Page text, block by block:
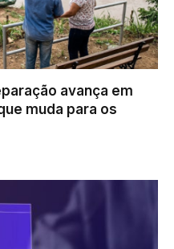
avança em
muda para os